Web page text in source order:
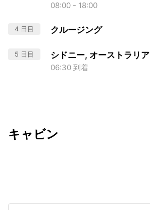
08:00 - 18:00
4 日目 クルージング
5 日目 シドニー, オーストラリア
06:30 到着
キャビン